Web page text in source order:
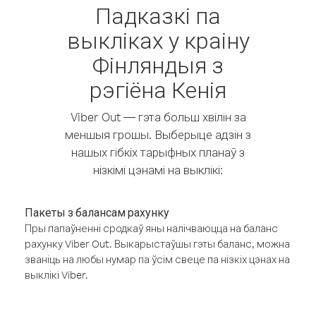
Падказкі па
выкліках у краіну
Фінляндыя з
рэгіёна Кенія
Viber Out — гэта больш хвілін за
меншыя грошы. Выберыце адзін з
нашых гібкіх тарыфных планаў з
нізкімі цэнамі на выклікі:
Пакеты з балансам рахунку
Пры папаўненні сродкаў яны налічваюцца на баланс
рахунку Viber Out. Выкарыстаўшы гэты баланс, можна
званіць на любы нумар па ўсім свеце па нізкіх цэнах на
выклікі Viber.